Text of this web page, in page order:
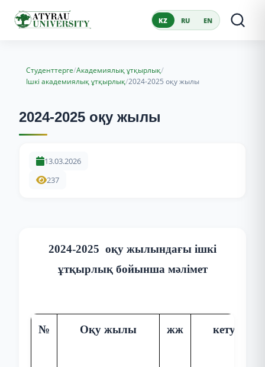
KZ RU EN
Студенттерге/Академиялық ұтқырлық/
Ішкі академиялық ұтқырлық/2024-2025 оқу жылы
2024-2025 оқу жылы
13.03.2026
237
2024-2025 оқу жылындағы ішкі
ұтқырлық бойынша мәлімет
№ Оқу жылы жж кету